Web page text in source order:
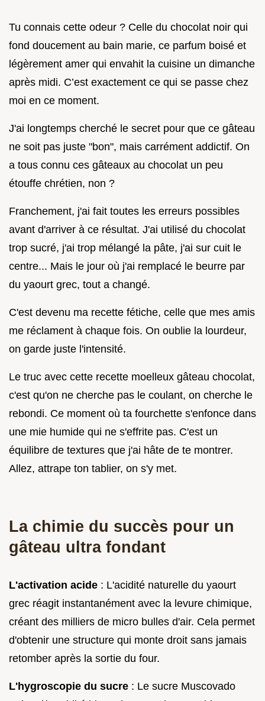
Tu connais cette odeur ? Celle du chocolat noir qui
fond doucement au bain marie, ce parfum boisé et
légèrement amer qui envahit la cuisine un dimanche
après midi. C’est exactement ce qui se passe chez
moi en ce moment.
J'ai longtemps cherché le secret pour que ce gâteau
ne soit pas juste "bon", mais carrément addictif. On
a tous connu ces gâteaux au chocolat un peu
étouffe chrétien, non ?
Franchement, j'ai fait toutes les erreurs possibles
avant d'arriver à ce résultat. J'ai utilisé du chocolat
trop sucré, j'ai trop mélangé la pâte, j'ai sur cuit le
centre... Mais le jour où j'ai remplacé le beurre par
du yaourt grec, tout a changé.
C'est devenu ma recette fétiche, celle que mes amis
me réclament à chaque fois. On oublie la lourdeur,
on garde juste l'intensité.
Le truc avec cette recette moelleux gâteau chocolat,
c'est qu'on ne cherche pas le coulant, on cherche le
rebondi. Ce moment où ta fourchette s'enfonce dans
une mie humide qui ne s'effrite pas. C'est un
équilibre de textures que j'ai hâte de te montrer.
Allez, attrape ton tablier, on s'y met.
La chimie du succès pour un
gâteau ultra fondant
L'activation acide : L'acidité naturelle du yaourt
grec réagit instantanément avec la levure chimique,
créant des milliers de micro bulles d'air. Cela permet
d'obtenir une structure qui monte droit sans jamais
retomber après la sortie du four.
L'hygroscopie du sucre : Le sucre Muscovado